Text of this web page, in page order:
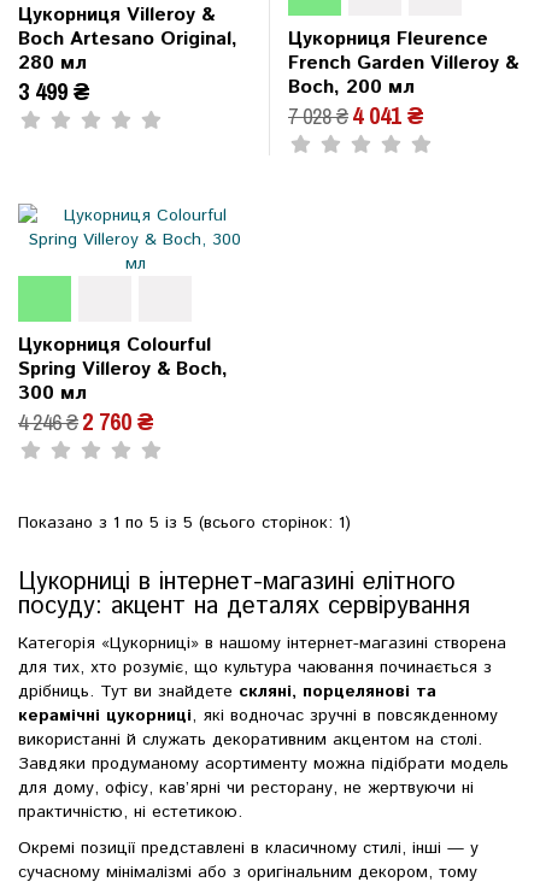
Цукорниця Villeroy &
Boch Artesano Original,
280 мл
3 499 ₴
Цукорниця Fleurence
French Garden Villeroy &
Boch, 200 мл
7 028 ₴4 041 ₴
Цукорниця Colourful
Spring Villeroy & Boch,
300 мл
4 246 ₴2 760 ₴
Показано з 1 по 5 із 5 (всього сторінок: 1)
Цукорниці в інтернет-магазині елітного
посуду: акцент на деталях сервірування
Категорія «Цукорниці» в нашому інтернет-магазині створена
для тих, хто розуміє, що культура чаювання починається з
дрібниць. Тут ви знайдете скляні, порцелянові та
керамічні цукорниці, які водночас зручні в повсякденному
використанні й служать декоративним акцентом на столі.
Завдяки продуманому асортименту можна підібрати модель
для дому, офісу, кав’ярні чи ресторану, не жертвуючи ні
практичністю, ні естетикою.
Окремі позиції представлені в класичному стилі, інші — у
сучасному мінімалізмі або з оригінальним декором, тому